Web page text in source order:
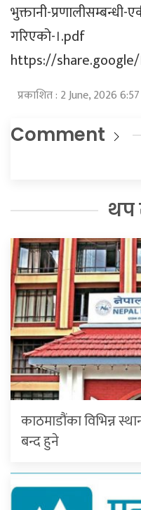
भुक्तानी-
गरिएको-।.pdf
https://share.google/
प्रकाशित : 2 June, 2026
Comment
थप
काठमाडौंका विभिन्न
बन्द हुने